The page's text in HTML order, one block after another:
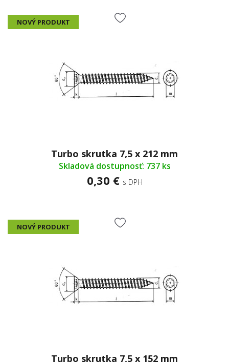
NOVÝ PRODUKT
Turbo skrutka 7,5 x 212 mm
Skladová dostupnosť: 737 ks
0,30 € s DPH
NOVÝ PRODUKT
Turbo skrutka 7,5 x 152 mm